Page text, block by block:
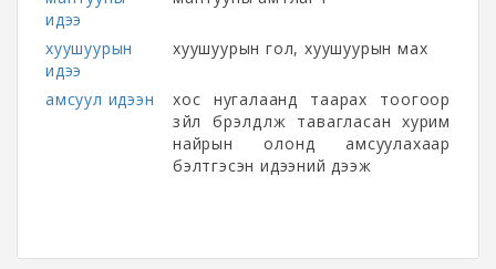
идээ
хуушуурын
идээ
хуушуурын гол, хуушуурын мах
амсуул идээн
хос нугалаанд таарах тоогоор
зүйл бүрэлдүүлж тавагласан хурим
найрын олонд амсуулахаар
бэлтгэсэн идээний дээж